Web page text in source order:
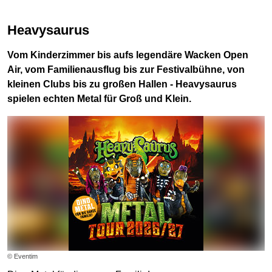
Heavysaurus
Vom Kinderzimmer bis aufs legendäre Wacken Open
Air, vom Familienausflug bis zur Festivalbühne, von
kleinen Clubs bis zu großen Hallen - Heavysaurus
spielen echten Metal für Groß und Klein.
© Eventim